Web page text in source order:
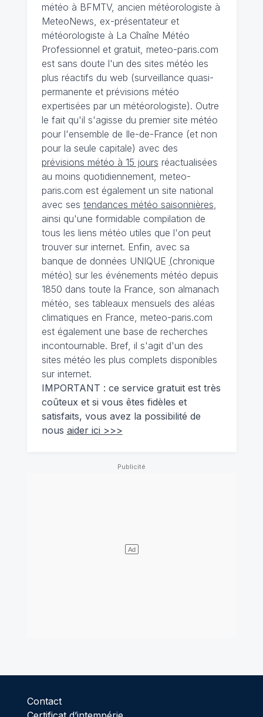
météo à BFMTV, ancien météorologiste à
MeteoNews, ex-présentateur et
météorologiste à La Chaîne Météo
Professionnel et gratuit, meteo-paris.com
est sans doute l'un des sites météo les
plus réactifs du web (surveillance quasi-
permanente et prévisions météo
expertisées par un météorologiste). Outre
le fait qu'il s'agisse du premier site météo
pour l'ensemble de Ile-de-France (et non
pour la seule capitale) avec des
prévisions météo à 15 jours réactualisées
au moins quotidiennement, meteo-
paris.com est également un site national
avec ses tendances météo saisonnières
ainsi qu'une formidable compilation de
tous les liens météo utiles que l'on peut
trouver sur internet. Enfin, avec sa
banque de données UNIQUE (chronique
météo) sur les événements météo depuis
1850 dans toute la France, son almanach
météo, ses tableaux mensuels des aléas
climatiques en France, meteo-paris.com
est également une base de recherches
incontournable. Bref, il s'agit d'un des
sites météo les plus complets disponibles
sur internet.
IMPORTANT : ce service gratuit est très
coûteux et si vous êtes fidèles et
satisfaits, vous avez la possibilité de
nous aider ici >>>
Contact